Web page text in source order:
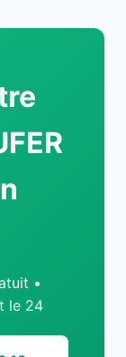
•
le 24